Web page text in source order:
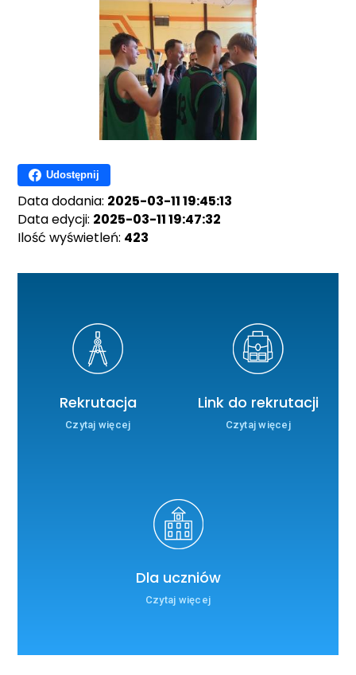
Udostępnij
Data dodania: 2025-03-11 19:45:13
Data edycji: 2025-03-11 19:47:32
Ilość wyświetleń: 423
Rekrutacja
Czytaj więcej
Link do rekrutacji
Czytaj więcej
Dla uczniów
Czytaj więcej